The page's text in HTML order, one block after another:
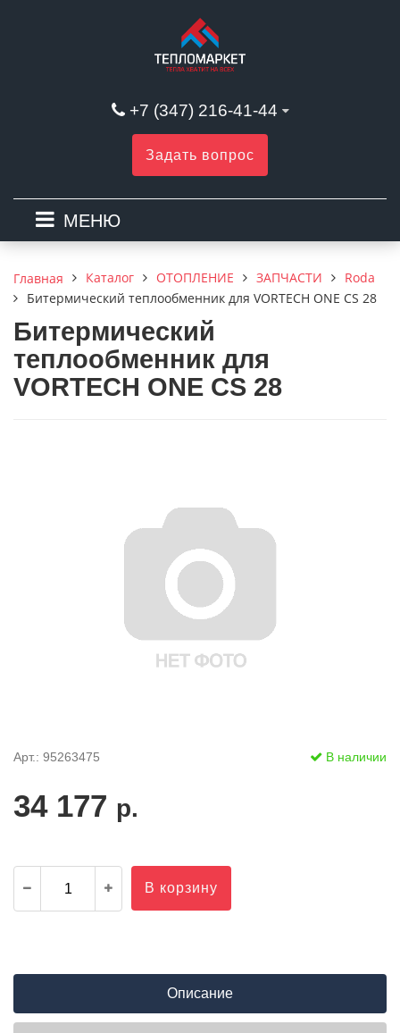
+7 (347) 216-41-44
Задать вопрос
МЕНЮ
Главная Каталог ОТОПЛЕНИЕ ЗАПЧАСТИ
Roda
Битермический теплообменник для VORTECH ONE CS 28
Битермический
теплообменник для
VORTECH ONE CS 28
Арт.: 95263475 В наличии
34 177 р.
В корзину
Описание